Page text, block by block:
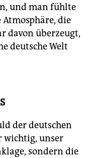
und man fühlte
die
davon überzeugt,
deutsche Welt
der deutschen
wichtig, unser
sondern die